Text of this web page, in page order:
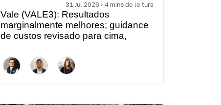
31 Jul 2026 • 4 mins de leitura
Vale (VALE3): Resultados
marginalmente melhores; guidance
de custos revisado para cima,